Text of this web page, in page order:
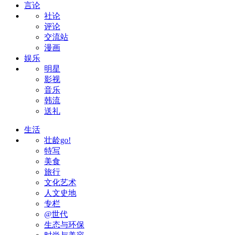
言论
社论
评论
交流站
漫画
娱乐
明星
影视
音乐
韩流
送礼
生活
壮龄go!
特写
美食
旅行
文化艺术
人文史地
专栏
@世代
生态与环保